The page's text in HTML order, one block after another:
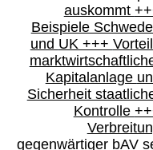
auskommt
Beispiele
und UK +++
Kapitalanlage
Sicherheit
Kontrolle
gegenwärtiger bAV